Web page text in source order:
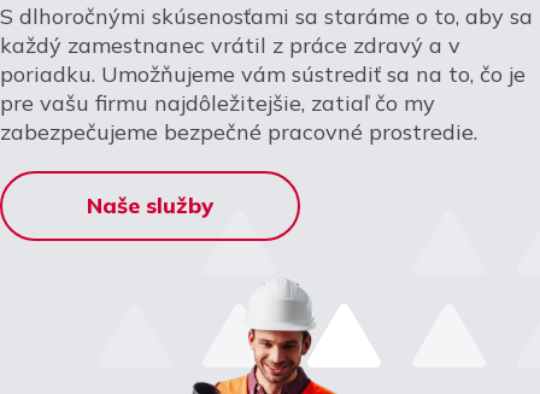
S dlhoročnými skúsenosťami sa staráme o to, aby sa
každý zamestnanec vrátil z práce zdravý a v
poriadku. Umožňujeme vám sústrediť sa na to, čo je
pre vašu firmu najdôležitejšie, zatiaľ čo my
zabezpečujeme bezpečné pracovné prostredie.
Naše služby